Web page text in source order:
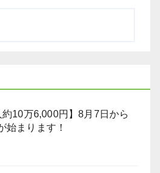
約10万6,000円】8月7日から
始まります！